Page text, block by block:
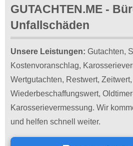
GUTACHTEN.ME -
Unfallschäden
Unsere Leistungen: Gutachten,
Kostenvoranschlag,
Wertgutachten, Restwert,
Wiederbeschaffungswert,
Karosserievermessung. Wir
und helfen schnell weiter.